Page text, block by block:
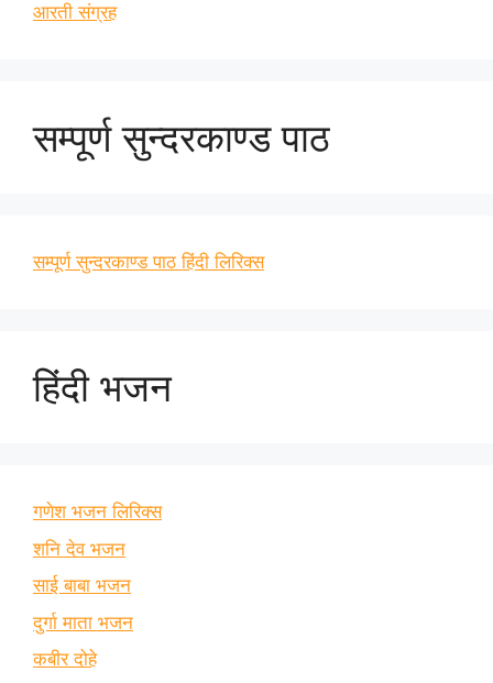
आरती संग्रह
सम्पूर्ण सुन्दरकाण्ड पाठ
सम्पूर्ण सुन्दरकाण्ड पाठ हिंदी लिरिक्स
हिंदी भजन
गणेश भजन लिरिक्स
शनि देव भजन
साई बाबा भजन
दुर्गा माता भजन
कबीर दोहे